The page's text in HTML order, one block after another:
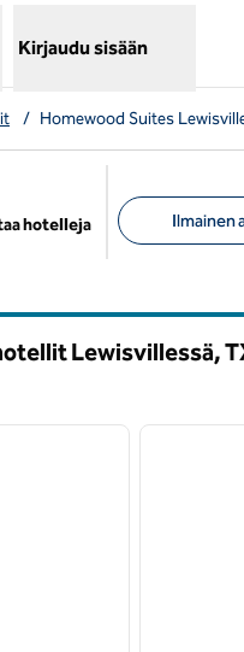
Kirjaudu sisään
/ Homewood Suites
hotelleja Ilmainen
Lewisvillessä,
seuraava kuva
1/12